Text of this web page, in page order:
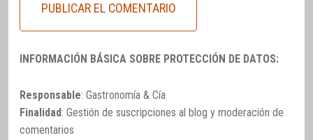
INFORMACIÓN BÁSICA SOBRE PROTECCIÓN DE DATOS:
Responsable: Gastronomía & Cía
Finalidad: Gestión de suscripciones al blog y moderación de
comentarios